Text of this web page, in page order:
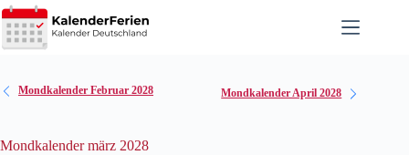
Zum
Inhalt
springen
Mondkalender Februar 2028 Mondkalender April 2028
Mondkalender märz 2028